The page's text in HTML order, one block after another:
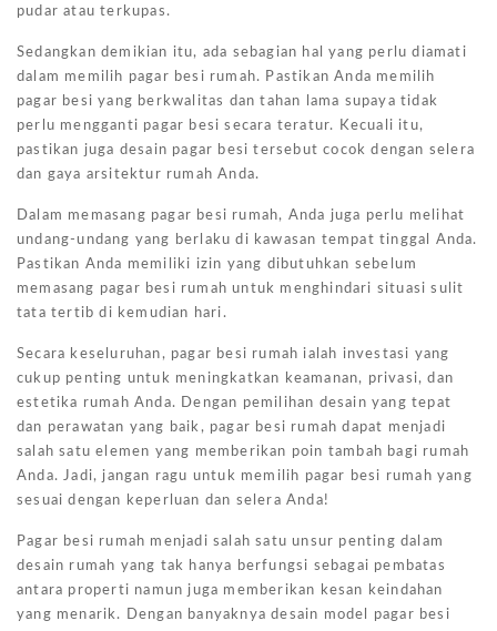
pudar atau terkupas.
Sedangkan demikian itu, ada sebagian hal yang perlu diamati
dalam memilih pagar besi rumah. Pastikan Anda memilih
pagar besi yang berkwalitas dan tahan lama supaya tidak
perlu mengganti pagar besi secara teratur. Kecuali itu,
pastikan juga desain pagar besi tersebut cocok dengan selera
dan gaya arsitektur rumah Anda.
Dalam memasang pagar besi rumah, Anda juga perlu melihat
undang-undang yang berlaku di kawasan tempat tinggal Anda.
Pastikan Anda memiliki izin yang dibutuhkan sebelum
memasang pagar besi rumah untuk menghindari situasi sulit
tata tertib di kemudian hari.
Secara keseluruhan, pagar besi rumah ialah investasi yang
cukup penting untuk meningkatkan keamanan, privasi, dan
estetika rumah Anda. Dengan pemilihan desain yang tepat
dan perawatan yang baik, pagar besi rumah dapat menjadi
salah satu elemen yang memberikan poin tambah bagi rumah
Anda. Jadi, jangan ragu untuk memilih pagar besi rumah yang
sesuai dengan keperluan dan selera Anda!
Pagar besi rumah menjadi salah satu unsur penting dalam
desain rumah yang tak hanya berfungsi sebagai pembatas
antara properti namun juga memberikan kesan keindahan
yang menarik. Dengan banyaknya desain model pagar besi